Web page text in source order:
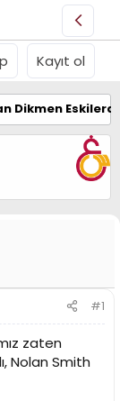
Kayıt ol
Dikmen
#1
zaten
Nolan Smith